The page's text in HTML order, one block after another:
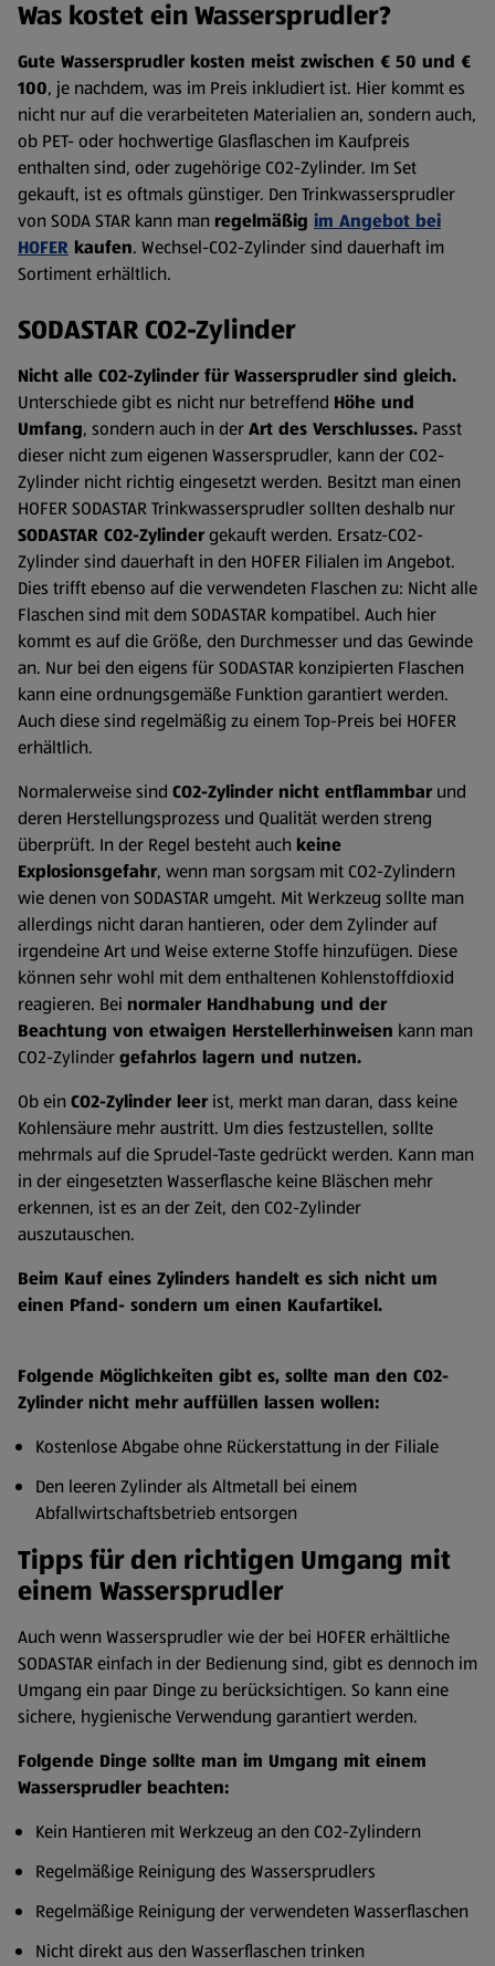
Was kostet ein Wassersprudler?
Gute Wassersprudler kosten meist zwischen € 50 und €
100, je nachdem, was im Preis inkludiert ist. Hier kommt es
nicht nur auf die verarbeiteten Materialien an, sondern auch,
ob PET- oder hochwertige Glasflaschen im Kaufpreis
enthalten sind, oder zugehörige CO2-Zylinder. Im Set
gekauft, ist es oftmals günstiger. Den Trinkwassersprudler
von SODA STAR kann man regelmäßig im Angebot bei
HOFER kaufen. Wechsel-CO2-Zylinder sind dauerhaft im
Sortiment erhältlich.
SODASTAR CO2-Zylinder
Nicht alle CO2-Zylinder für Wassersprudler sind gleich.
Unterschiede gibt es nicht nur betreffend Höhe und
Umfang, sondern auch in derArt des Verschlusses. Passt
dieser nicht zum eigenen Wassersprudler, kann der CO2-
Zylinder nicht richtig eingesetzt werden. Besitzt man einen
HOFER SODASTAR Trinkwassersprudler sollten deshalb nur
SODASTAR CO2-Zylindergekauft werden. Ersatz-CO2-
Zylinder sind dauerhaft in den HOFER Filialen im Angebot.
Dies trifft ebenso auf die verwendeten Flaschen zu: Nicht alle
Flaschen sind mit dem SODASTAR kompatibel. Auch hier
kommt es auf die Größe, den Durchmesser und das Gewinde
an. Nur bei den eigens für SODASTAR konzipierten Flaschen
kann eine ordnungsgemäße Funktion garantiert werden.
Auch diese sind regelmäßig zu einem Top-Preis bei HOFER
erhältlich.
Normalerweise sind CO2-Zylinder nicht entflammbar und
deren Herstellungsprozess und Qualität werden streng
überprüft. In der Regel besteht auch keine
Explosionsgefahr, wenn man sorgsam mit CO2-Zylindern
wie denen von SODASTAR umgeht. Mit Werkzeug sollte man
allerdings nicht daran hantieren, oder dem Zylinder auf
irgendeine Art und Weise externe Stoffe hinzufügen. Diese
können sehr wohl mit dem enthaltenen Kohlenstoffdioxid
reagieren. Bei normaler Handhabung und der
Beachtung von etwaigen Herstellerhinweisen kann man
CO2-Zylindergefahrlos lagern und nutzen.
Ob ein CO2-Zylinder leer ist, merkt man daran, dass keine
Kohlensäure mehr austritt. Um dies festzustellen, sollte
mehrmals auf die Sprudel-Taste gedrückt werden. Kann man
in der eingesetzten Wasserflasche keine Bläschen mehr
erkennen, ist es an der Zeit, den CO2-Zylinder
auszutauschen.
Beim Kauf eines Zylinders handelt es sich nicht um
einen Pfand- sondern um einen Kaufartikel.
Folgende Möglichkeiten gibt es, sollte man den CO2-
Zylinder nicht mehr auffüllen lassen wollen:
Kostenlose Abgabe ohne Rückerstattung in der Filiale
Den leeren Zylinder als Altmetall bei einem
Abfallwirtschaftsbetrieb entsorgen
Tipps für den richtigen Umgang mit
einem Wassersprudler
Auch wenn Wassersprudler wie der bei HOFER erhältliche
SODASTAR einfach in der Bedienung sind, gibt es dennoch im
Umgang ein paar Dinge zu berücksichtigen. So kann eine
sichere, hygienische Verwendung garantiert werden.
Folgende Dinge sollte man im Umgang mit einem
Wassersprudler beachten:
Kein Hantieren mit Werkzeug an den CO2-Zylindern
Regelmäßige Reinigung des Wassersprudlers
Regelmäßige Reinigung der verwendeten Wasserflaschen
Nicht direkt aus den Wasserflaschen trinken